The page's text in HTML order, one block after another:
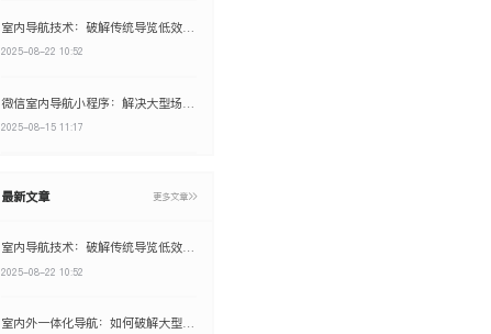
室内导航技术：破解传统导览低效痛点，打造智能化空间管理新效益
2025-08-22 10:52
微信室内导航小程序：解决大型场所导览痛点，提升30%用户停留时长
2025-08-15 11:17
最新文章 更多文章
室内导航技术：破解传统导览低效痛点，打造智能化空间管理新效益
2025-08-22 10:52
室内外一体化导航：如何破解大型空间“最后一公里”迷航难题？